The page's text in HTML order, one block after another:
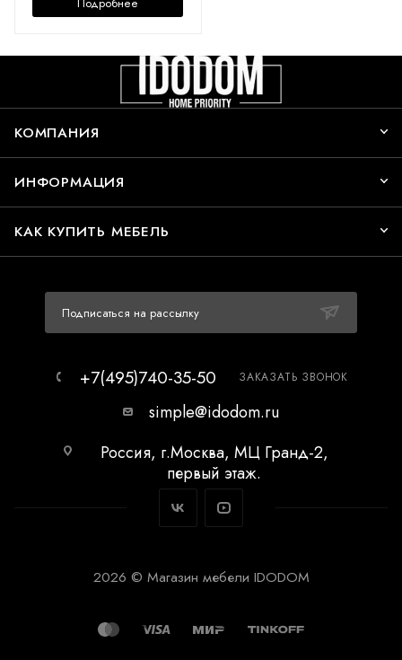
КОМПАНИЯ
ИНФОРМАЦИЯ
КАК КУПИТЬ МЕБЕЛЬ
Подписаться на рассылку
+7(495)740-35-50 ЗАКАЗАТЬ ЗВОНОК
simple@idodom.ru
Россия, г.Москва, МЦ Гранд-2,
первый этаж.
2026 © Магазин мебели IDODOM